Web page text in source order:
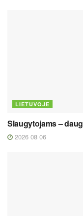
LIETUVOJE
Slaugytojams –
2026 08 06